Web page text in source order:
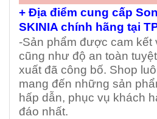
+ Địa điểm cung cấp
SKINIA chính hãng tại
-Sản phẩm được cam kết
cũng như độ an toàn
xuất đã công bố. Shop
mang đến những sản
hấp dẫn, phục vụ khách
đáo nhất.